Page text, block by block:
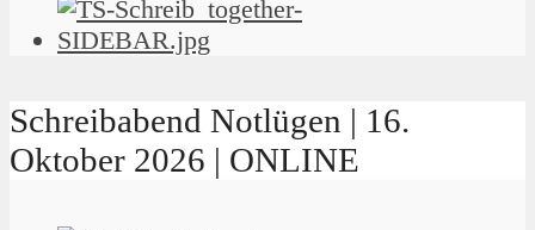
Schreibabend Notlügen | 16.
Oktober 2026 | ONLINE